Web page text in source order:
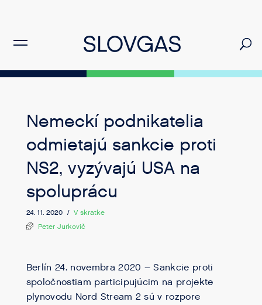
Nemeckí podnikatelia
odmietajú sankcie proti
NS2, vyzývajú USA na
spoluprácu
24. 11. 2020 / V skratke
Peter Jurkovič
Berlín 24. novembra 2020 – Sankcie proti
spoločnostiam participujúcim na projekte
plynovodu Nord Stream 2 sú v rozpore